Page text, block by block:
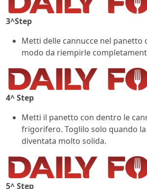
3^Step
Metti delle cannucce nel panetto
modo da riempirle
4^ Step
Metti il panetto con dentro le
frigorifero. Toglilo solo quando
diventata molto solida.
5^ Step